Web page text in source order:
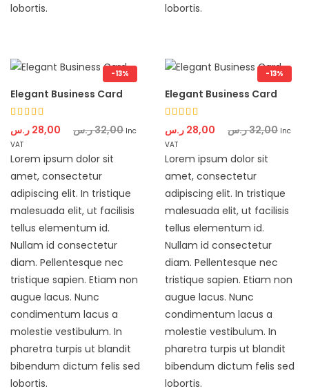
lobortis.
lobortis.
-13%
Elegant Business Card
4.33
out of 5
28,00 ر.س 32,00ر.س
Inc
VAT
Lorem ipsum dolor sit
amet, consectetur
adipiscing elit. In tristique
malesuada elit, ut facilisis
tellus elementum id.
Nullam id consectetur
diam. Pellentesque nec
tristique sapien. Etiam non
augue lacus. Nunc
condimentum lacus a
molestie vestibulum. In
pharetra turpis ut blandit
bibendum dictum felis sed
lobortis.
-13%
Elegant Business Card
4.33
out of 5
28,00 ر.س 32,00ر.س
Inc
VAT
Lorem ipsum dolor sit
amet, consectetur
adipiscing elit. In tristique
malesuada elit, ut facilisis
tellus elementum id.
Nullam id consectetur
diam. Pellentesque nec
tristique sapien. Etiam non
augue lacus. Nunc
condimentum lacus a
molestie vestibulum. In
pharetra turpis ut blandit
bibendum dictum felis sed
lobortis.